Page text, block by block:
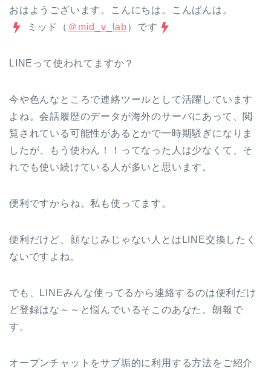
おはようございます。こんにちは。こんばんは。
ミッド（ ＠mid_v_lab）です
LINEって使われてますか？
今や色んなところで連絡ツールとして活躍しています
よね。会話履歴のデータが海外のサーバにあって、閲
覧されている可能性があるとかで一時期騒ぎになりま
したが、もう使わん！！ってなった人は少なくて、そ
れでも使い続けている人が多いと思います。
便利ですからね。私も使ってます。
便利だけど、顔なじみじゃない人とはLINE交換したく
ないですよね。
でも、LINEみんな使ってるから連絡するのは便利だけ
ど登録はな～～と悩んでいるそこのあなた。朗報で
す。
オープンチャットをサブ垢的に利用する方法をご紹介